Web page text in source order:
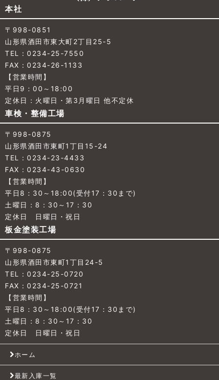
本社
〒998-0851
山形県酒田市東大町2丁目25-5
TEL：0234-25-7550
FAX：0234-26-1133
【営業時間】
平日9：00～18:00
定休日：火曜日・第3月曜日 他不定休
車検・整備工場
〒998-0875
山形県酒田市東町1丁目15-24
TEL：0234-23-4433
FAX：0234-43-0630
【営業時間】
平日8：30～18:00(受付17：30まで)
土曜日：8：30～17：30
定休日 日曜日・祝日
板金塗装工場
〒998-0875
山形県酒田市東町1丁目24-5
TEL：0234-25-0720
FAX：0234-25-0721
【営業時間】
平日8：30～18:00(受付17：30まで)
土曜日：8：30～17：30
定休日 日曜日・祝日
ホーム
最新入庫一覧